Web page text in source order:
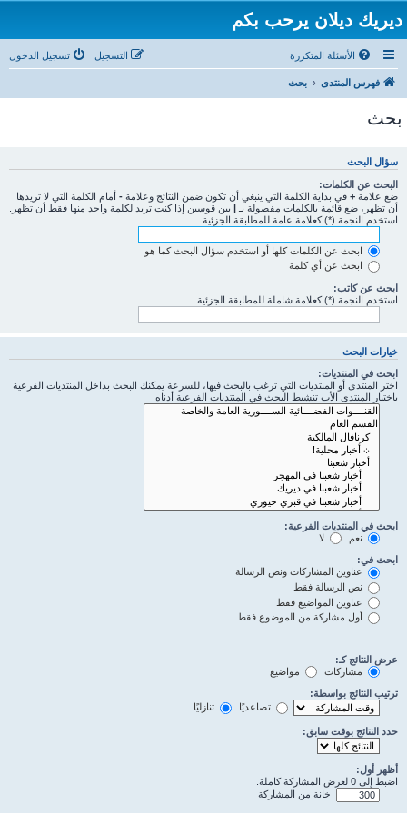
ديريك ديلان يرحب بكم
الأسئلة المتكررة تسجيل الدخول التسجيل
فهرس المنتدى بحث
بحث
سؤال البحث
البحث عن الكلمات:
ضع علامة + في بداية الكلمة التي ينبغي أن تكون ضمن النتائج وعلامة - أمام الكلمة التي لا تريدها
أن تظهر، ضع قائمة بالكلمات مفصولة بـ | بين قوسين إذا كنت تريد لكلمة واحد منها فقط أن تظهر.
استخدم النجمة (*) كعلامة عامة للمطابقة الجزئية
ابحث عن الكلمات كلها أو استخدم سؤال البحث كما هو
ابحث عن أي كلمة
ابحث عن كاتب:
استخدم النجمة (*) كعلامة شاملة للمطابقة الجزئية
خيارات البحث
ابحث في المنتديات:
اختر المنتدى أو المنتديات التي ترغب بالبحث فيها، للسرعة يمكنك البحث بداخل المنتديات الفرعية
باختيار المنتدى الأب تنشيط البحث في المنتديات الفرعية أدناه
ابحث في المنتديات الفرعية:
نعم
لا
ابحث في:
عناوين المشاركات ونص الرسالة
نص الرسالة فقط
عناوين المواضيع فقط
أول مشاركة من الموضوع فقط
عرض النتائج كـ:
مشاركات
مواضيع
ترتيب النتائج بواسطة:
تصاعديًا
تنازليًا
حدد النتائج بوقت سابق:
أظهر أول:
اضبط إلى 0 لعرض المشاركة كاملة.
خانة من المشاركة